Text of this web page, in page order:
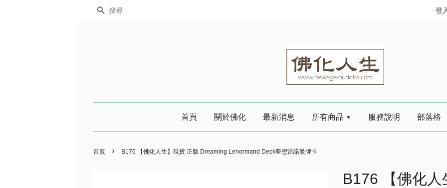
搜尋 登
首頁 關於佛化 最新消息 所有商品 服務說明 部落格
首頁 › B176 【佛化人生】現貨 正版 Dreaming Lenormand Deck夢想雷諾曼牌卡
B176 【佛化人